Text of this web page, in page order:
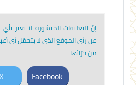
إنّ التعليقات المنشورة لا تعبر
عن رأي الموقع الذي لا يتحمّل أي
من جرّائها
X Facebook